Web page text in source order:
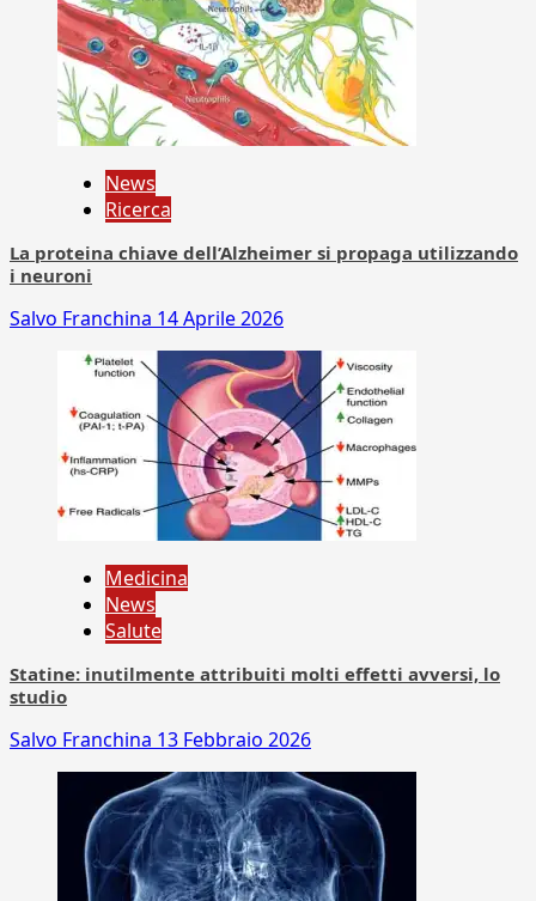
News
Ricerca
La proteina chiave dell’Alzheimer si propaga utilizzando
i neuroni
Salvo Franchina 14 Aprile 2026
Medicina
News
Salute
Statine: inutilmente attribuiti molti effetti avversi, lo
studio
Salvo Franchina 13 Febbraio 2026